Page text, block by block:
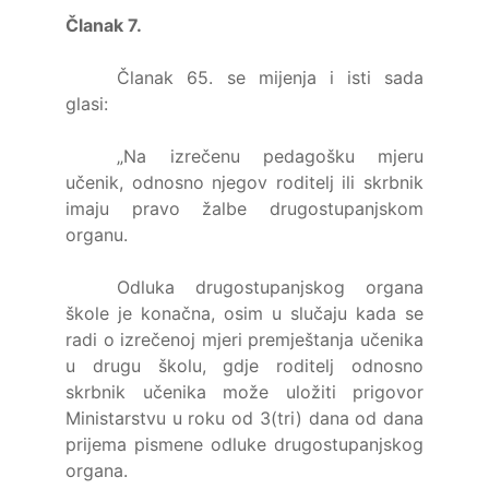
Članak 7.
Članak 65. se mijenja i isti sada
glasi:
„Na izrečenu pedagošku mjeru
učenik, odnosno njegov roditelj ili skrbnik
imaju pravo žalbe drugostupanjskom
organu.
Odluka drugostupanjskog organa
škole je konačna, osim u slučaju kada se
radi o izrečenoj mjeri premještanja učenika
u drugu školu, gdje roditelj odnosno
skrbnik učenika može uložiti prigovor
Ministarstvu u roku od 3(tri) dana od dana
prijema pismene odluke drugostupanjskog
organa.